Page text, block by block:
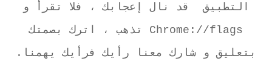
التطبيق قد نال إعجابك ، فلا تقرأ و
Chrome://flags تذهب ، اترك بصمتك
بتعليق و شارك معنا رأيك فرأيك يهمنا.